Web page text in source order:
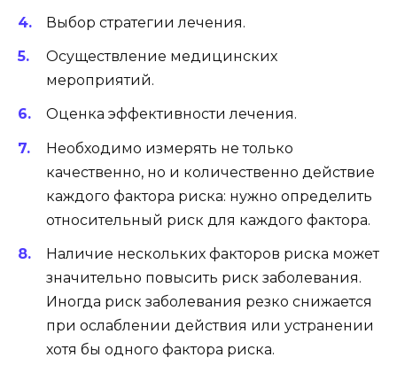
Выбор стратегии лечения.
Осуществление медицинских
мероприятий.
Оценка эффективности лечения.
Необходимо измерять не только
качественно, но и количественно действие
каждого фактора риска: нужно определить
относительный риск для каждого фактора.
Наличие нескольких факторов риска может
значительно повысить риск заболевания.
Иногда риск заболевания резко снижается
при ослаблении действия или устранении
хотя бы одного фактора риска.